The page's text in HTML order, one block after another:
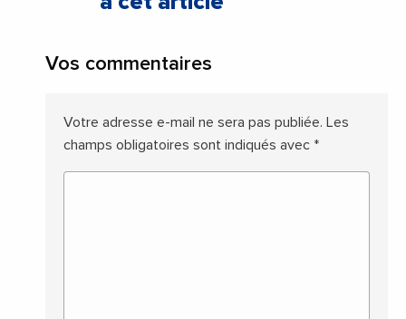
Vos commentaires
Votre adresse e-mail ne sera pas publiée. Les
champs obligatoires sont indiqués avec *